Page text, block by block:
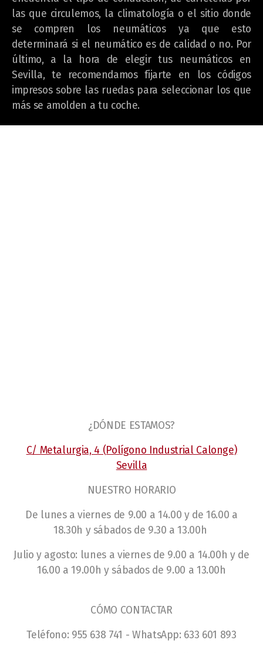
las que circulemos, la climatología o el sitio donde
se compren los neumáticos ya que esto
determinará si el neumático es de calidad o no. Por
último, a la hora de elegir tus neumáticos en
Sevilla, te recomendamos fijarte en los códigos
impresos sobre las ruedas para seleccionar los que
más se amolden a tu coche.
¿DÓNDE ESTAMOS?
C/ Metalurgia, 4 (Polígono Industrial Calonge)
Sevilla
NUESTRO HORARIO
De lunes a viernes de 9.00 a 14.00 y de 16.00 a
18.30h y sábados de 9.30 a 13.00h
Julio y agosto: lunes a viernes de 9.00 a 14.00h y de
16.00 a 19.00h y sábados de 9.00 a 13.00h
CÓMO CONTACTAR
Teléfono: 955 638 741 - WhatsApp: 633 601 893